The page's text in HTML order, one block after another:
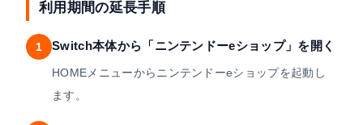
利用期間の延長手順
1 Switch本体から「ニンテンドーeショップ」を開く
HOMEメニューからニンテンドーeショップを起動し
ます。